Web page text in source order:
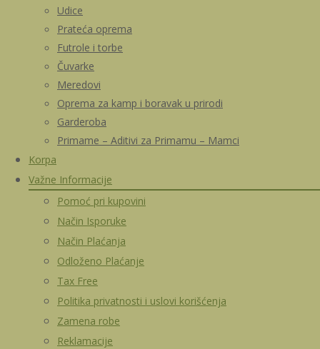
Udice
Prateća oprema
Futrole i torbe
Čuvarke
Meredovi
Oprema za kamp i boravak u prirodi
Garderoba
Primame – Aditivi za Primamu – Mamci
Korpa
Važne Informacije
Pomoć pri kupovini
Način Isporuke
Način Plaćanja
Odloženo Plaćanje
Tax Free
Politika privatnosti i uslovi korišćenja
Zamena robe
Reklamacije